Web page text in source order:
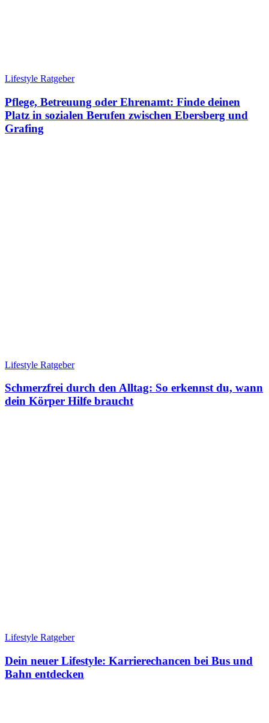
Lifestyle Ratgeber
Pflege, Betreuung oder Ehrenamt: Finde deinen
Platz in sozialen Berufen zwischen Ebersberg und
Grafing
Lifestyle Ratgeber
Schmerzfrei durch den Alltag: So erkennst du, wann
dein Körper Hilfe braucht
Lifestyle Ratgeber
Dein neuer Lifestyle: Karrierechancen bei Bus und
Bahn entdecken